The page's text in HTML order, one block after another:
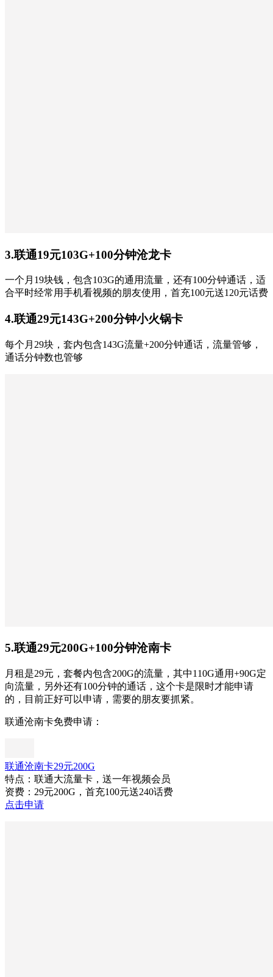
3.联通19元103G+100分钟沧龙卡
一个月19块钱，包含103G的通用流量，还有100分钟通话，适
合平时经常用手机看视频的朋友使用，首充100元送120元话费
4.联通29元143G+200分钟小火锅卡
每个月29块，套内包含143G流量+200分钟通话，流量管够，
通话分钟数也管够
5.联通29元200G+100分钟沧南卡
月租是29元，套餐内包含200G的流量，其中110G通用+90G定
向流量，另外还有100分钟的通话，这个卡是限时才能申请
的，目前正好可以申请，需要的朋友要抓紧。
联通沧南卡免费申请：
联通沧南卡29元200G
特点：联通大流量卡，送一年视频会员
资费：29元200G，首充100元送240话费
点击申请